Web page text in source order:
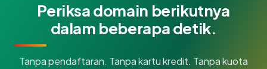
Periksa domain berikutnya
dalam beberapa detik.
Tanpa pendaftaran. Tanpa kartu kredit. Tanpa kuota